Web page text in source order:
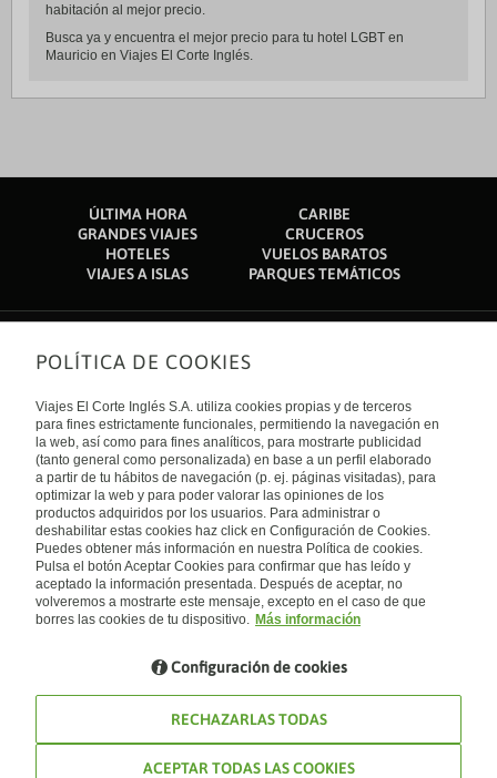
habitación al mejor precio.
Busca ya y encuentra el mejor precio para tu hotel LGBT en
Mauricio en Viajes El Corte Inglés.
ÚLTIMA HORA
CARIBE
GRANDES VIAJES
CRUCEROS
HOTELES
VUELOS BARATOS
VIAJES A ISLAS
PARQUES TEMÁTICOS
Sobre nosotros
Quiénes somos
Financiación
Sostenibilidad
Turismo accesible
Tarjeta El Corte Inglés
Trabaja con nosotros
El Corte Inglés
Canal Ético
Enlaces de interés
Guías de viaje
Catálogos
Auto check-in
Condiciones Generales
Política de privacidad
Política de cookies
Accesibilidad
Empresas/ Grupos
Internacional
España
Visita nuestro blog
Blog de Viajes el Corte inglés
POLÍTICA DE COOKIES
Viajes El Corte Inglés S.A. utiliza cookies propias y de terceros
para fines estrictamente funcionales, permitiendo la navegación en
la web, así como para fines analíticos, para mostrarte publicidad
(tanto general como personalizada) en base a un perfil elaborado
a partir de tu hábitos de navegación (p. ej. páginas visitadas), para
optimizar la web y para poder valorar las opiniones de los
productos adquiridos por los usuarios. Para administrar o
deshabilitar estas cookies haz click en Configuración de Cookies.
Puedes obtener más información en nuestra Política de cookies.
Pulsa el botón Aceptar Cookies para confirmar que has leído y
aceptado la información presentada. Después de aceptar, no
volveremos a mostrarte este mensaje, excepto en el caso de que
borres las cookies de tu dispositivo. Más información
Configuración de cookies
RECHAZARLAS TODAS
ACEPTAR TODAS LAS COOKIES